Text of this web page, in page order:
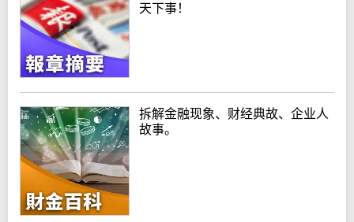
天下事！
拆解金融现象、财经典故、企业人
故事。